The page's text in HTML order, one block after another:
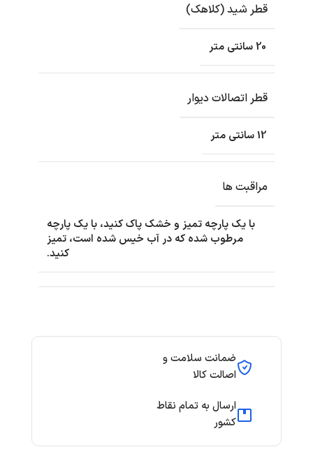
ضمانت سلامت و
اصالت کالا
ارسال به تمام نقاط
کشور
قطر شید (کلاهک)
20 سانتی متر
قطر اتصالات دیوار
12 سانتی متر
مراقبت ها
با یک پارچه تمیز و خشک پاک کنید، با یک پارچه
مرطوب شده که در آب خیس شده است، تمیز
کنید.